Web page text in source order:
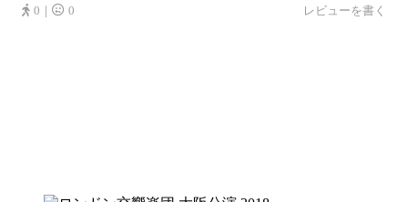
0｜ 0 レビューを書く